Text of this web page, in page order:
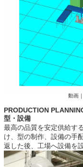
動画
PRODUCTION
型・設備
最高の品質を安定供給す
け、型の制作、設備の手
返した後、工場へ設備を